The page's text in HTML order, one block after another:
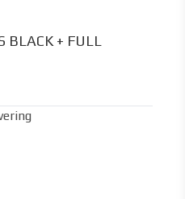
BLACK + FULL